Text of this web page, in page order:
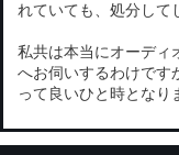
れていても、処分して
私共は本当にオーディ
へお伺いするわけです
って良いひと時となり